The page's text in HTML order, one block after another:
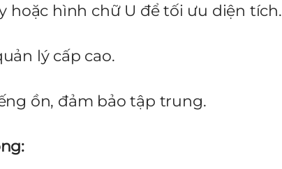
hoặc hình chữ U để tối ưu diện tích.
lý cấp cao.
ồn, đảm bảo tập trung.